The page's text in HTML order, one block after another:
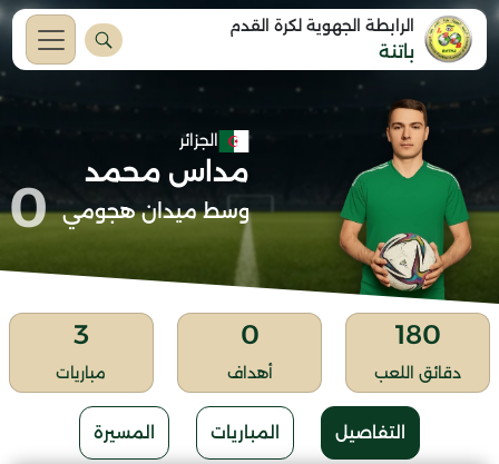
الرابطة الجهوية لكرة القدم
باتنة
الجزائر
مداس محمد
وسط ميدان هجومي 0
180
دقائق اللعب
0
أهداف
3
مباريات
التفاصيل المباريات المسيرة